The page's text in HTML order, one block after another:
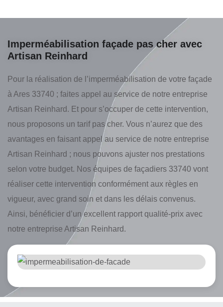
Imperméabilisation façade pas cher avec
Artisan Reinhard
Pour la réalisation de l’imperméabilisation de votre façade
à Ares 33740 ; faites appel au service de notre entreprise
Artisan Reinhard. Et pour s’occuper de cette intervention,
nous proposons un tarif pas cher. Vous n’aurez que des
avantages en faisant appel au service de notre entreprise
Artisan Reinhard ; nous pouvons ajuster nos prestations
selon votre budget. Nos équipes de façadiers 33740 vont
réaliser cette intervention conformément aux règles en
vigueur, avec grand soin et dans les délais convenus.
Ainsi, bénéficier d’un excellent rapport qualité-prix avec
notre entreprise Artisan Reinhard.